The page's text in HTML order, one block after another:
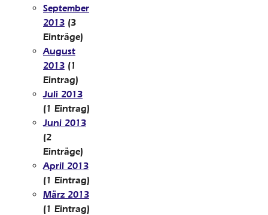
September
2013 (3
Einträge)
August
2013 (1
Eintrag)
Juli 2013
(1 Eintrag)
Juni 2013
(2
Einträge)
April 2013
(1 Eintrag)
März 2013
(1 Eintrag)